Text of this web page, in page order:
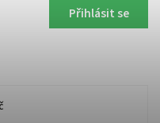
Přihlásit se